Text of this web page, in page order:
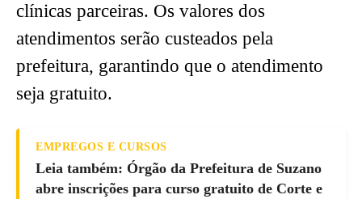
clínicas parceiras. Os valores dos
atendimentos serão custeados pela
prefeitura, garantindo que o atendimento
seja gratuito.
EMPREGOS E CURSOS
Leia também: Órgão da Prefeitura de Suzano
abre inscrições para curso gratuito de Corte e